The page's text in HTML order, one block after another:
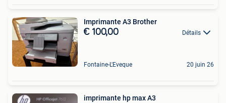
Imprimante A3 Brother
€ 100,00 Détails
Fontaine-L'Eveque 20 juin 26
imprimante hp max A3